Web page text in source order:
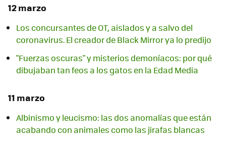
12 marzo
Los concursantes de OT, aislados y a salvo del
coronavirus. El creador de Black Mirror ya lo predijo
"Fuerzas oscuras" y misterios demoníacos: por qué
dibujaban tan feos a los gatos en la Edad Media
11 marzo
Albinismo y leucismo: las dos anomalías que están
acabando con animales como las jirafas blancas